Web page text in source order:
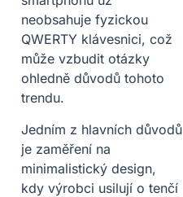
neobsahuje fyzickou
QWERTY klávesnici, což
může vzbudit otázky
ohledně důvodů tohoto
trendu.
Jedním z hlavních důvodů
je zaměření na
minimalistický design,
kdy výrobci usilují o tenčí